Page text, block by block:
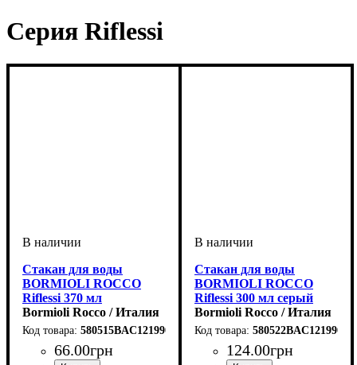
Серия Riflessi
Стакан для воды
BORMIOLI ROCCO
Riflessi 370 мл
прозрачный
Bormioli Rocco / Италия
580515BAC121990
66.00грн
Стакан для воды
BORMIOLI ROCCO
Riflessi 300 мл серый
Bormioli Rocco / Италия
580522BAC121990
124.00грн